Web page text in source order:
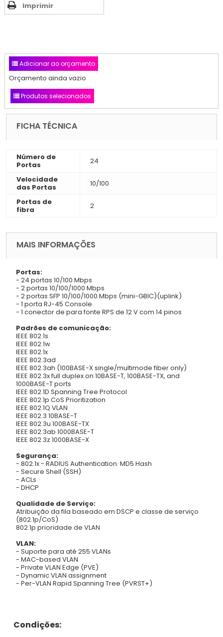
Imprimir
Adicionar ao orçamento
Orçamento ainda vazio
Produtos selecionados
FICHA TÉCNICA
Número de
Portas
24
Velocidade
das Portas
10/100
Portas de
fibra
2
MAIS INFORMAÇÕES
Portas:
- 24 portas 10/100 Mbps
- 2 portas 10/100/1000 Mbps
- 2 portas SFP 10/100/1000 Mbps (mini-GBIC)(uplink)
- 1 porta RJ-45 Console
- 1 conector de para fonte RPS de 12 V com 14 pinos
Padrões de comunicação:
IEEE 802.1s
IEEE 802.1w
IEEE 802.1x
IEEE 802.3ad
IEEE 802.3ah (100BASE-X single/multimode fiber only)
IEEE 802.3x full duplex on 10BASE-T, 100BASE-TX, and
1000BASE-T ports
IEEE 802.1D Spanning Tree Protocol
IEEE 802.1p CoS Prioritization
IEEE 802.1Q VLAN
IEEE 802.3 10BASE-T
IEEE 802.3u 100BASE-TX
IEEE 802.3ab 1000BASE-T
IEEE 802.3z 1000BASE-X
Segurança:
- 802.1x - RADIUS Authentication. MD5 Hash
- Secure Shell (SSH)
- ACLs
- DHCP
Qualidade de Serviço:
Atribuição da fila baseado em DSCP e classe de serviço
(802.1p/CoS)
802.1p prioridade de VLAN
VLAN:
- Suporte para até 255 VLANs
- MAC-based VLAN
- Private VLAN Edge (PVE)
- Dynamic VLAN assignment
- Per-VLAN Rapid Spanning Tree (PVRST+)
Condições: